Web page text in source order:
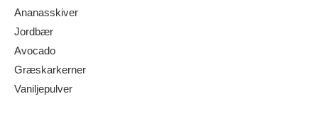
Ananasskiver
Jordbær
Avocado
Græskarkerner
Vaniljepulver